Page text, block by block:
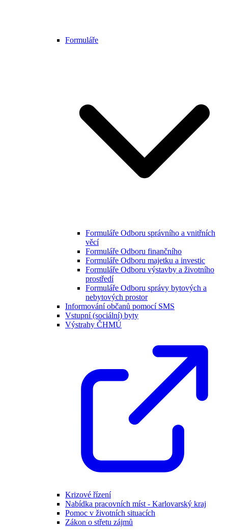
Formuláře
Formuláře Odboru správního a vnitřních
věcí
Formuláře Odboru finančního
Formuláře Odboru majetku a investic
Formuláře Odboru výstavby a životního
prostředí
Formuláře Odboru správy bytových a
nebytových prostor
Informování občanů pomocí SMS
Vstupní (sociální) byty
Výstrahy ČHMÚ
Krizové řízení
Nabídka pracovních míst - Karlovarský kraj
Pomoc v životních situacích
Zákon o střetu zájmů